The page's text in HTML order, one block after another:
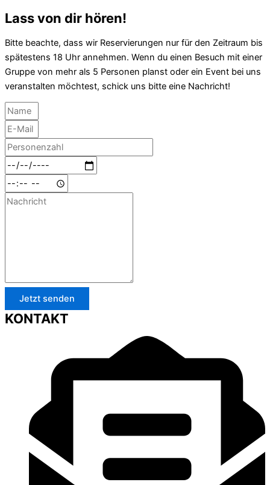
Lass von dir hören!
Bitte beachte, dass wir Reservierungen nur für den Zeitraum bis
spätestens 18 Uhr annehmen. Wenn du einen Besuch mit einer
Gruppe von mehr als 5 Personen planst oder ein Event bei uns
veranstalten möchtest, schick uns bitte eine Nachricht!
Jetzt senden
KONTAKT